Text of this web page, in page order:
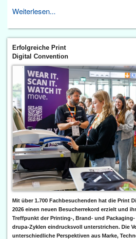
Weiterlesen...
Erfolgreiche Print
Digital Convention
Mit über 1.700 Fachbesuchenden hat die Print
2026 einen neuen Besucherrekord erzielt und
Treffpunkt der Printing-, Brand- und
drupa-Zyklen eindrucksvoll unterstrichen. Die
unterschiedliche Perspektiven aus Marke,